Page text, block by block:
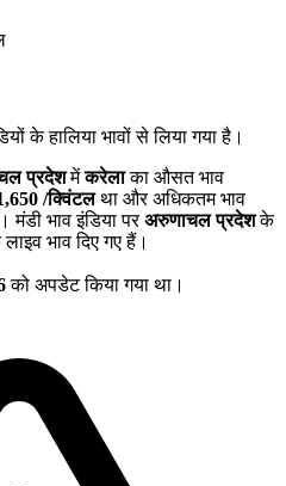
के हालिया भावों से लिया गया है।
प्रदेशमेंकरेलाका औसत भाव
/क्विंटलथा और अधिकतम भाव
मंडी भाव इंडिया परअरुणाचल प्रदेशके
भाव दिए गए हैं।
को अपडेट किया गया था।